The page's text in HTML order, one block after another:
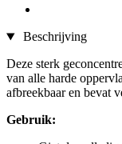
Beschrijving
Deze sterk
van alle harde
afbreekbaar en bevat
Gebruik: